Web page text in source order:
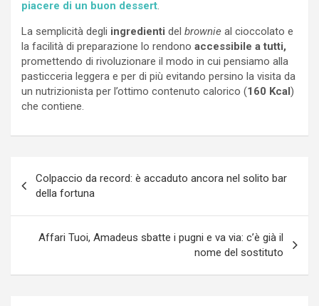
piacere di un buon dessert.
La semplicità degli ingredienti del brownie al cioccolato e
la facilità di preparazione lo rendono accessibile a tutti,
promettendo di rivoluzionare il modo in cui pensiamo alla
pasticceria leggera e per di più evitando persino la visita da
un nutrizionista per l’ottimo contenuto calorico (160 Kcal)
che contiene.
articoli
Colpaccio da record: è accaduto ancora nel solito bar
della fortuna
Affari Tuoi, Amadeus sbatte i pugni e va via: c’è già il
nome del sostituto